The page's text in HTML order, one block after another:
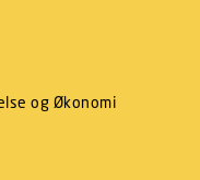
og Økonomi